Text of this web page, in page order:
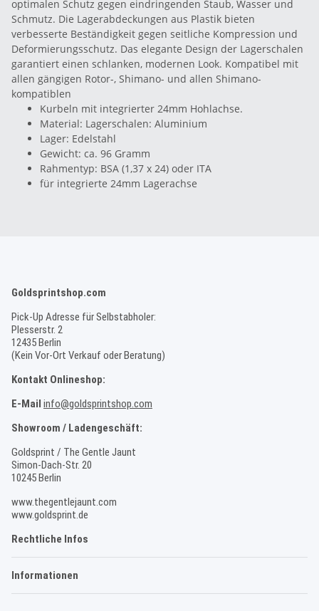
optimalen Schutz gegen eindringenden Staub, Wasser und
Schmutz. Die Lagerabdeckungen aus Plastik bieten
verbesserte Beständigkeit gegen seitliche Kompression und
Deformierungsschutz. Das elegante Design der Lagerschalen
garantiert einen schlanken, modernen Look. Kompatibel mit
allen gängigen Rotor-, Shimano- und allen Shimano-
kompatiblen
Kurbeln mit integrierter 24mm Hohlachse.
Material: Lagerschalen: Aluminium
Lager: Edelstahl
Gewicht: ca. 96 Gramm
Rahmentyp: BSA (1,37 x 24) oder ITA
für integrierte 24mm Lagerachse
Goldsprintshop.com
Pick-Up Adresse für Selbstabholer:
Plesserstr. 2
12435 Berlin
(Kein Vor-Ort Verkauf oder Beratung)
Kontakt Onlineshop:
E-Mail info@goldsprintshop.com
Showroom / Ladengeschäft:
Goldsprint / The Gentle Jaunt
Simon-Dach-Str. 20
10245 Berlin
www.thegentlejaunt.com
www.goldsprint.de
Rechtliche Infos
Informationen